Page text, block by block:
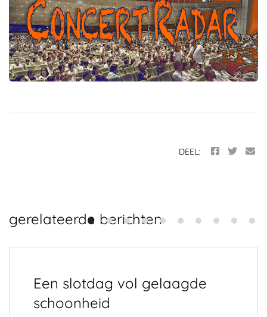
DEEL:
gerelateerde berichten
Een slotdag vol gelaagde
schoonheid